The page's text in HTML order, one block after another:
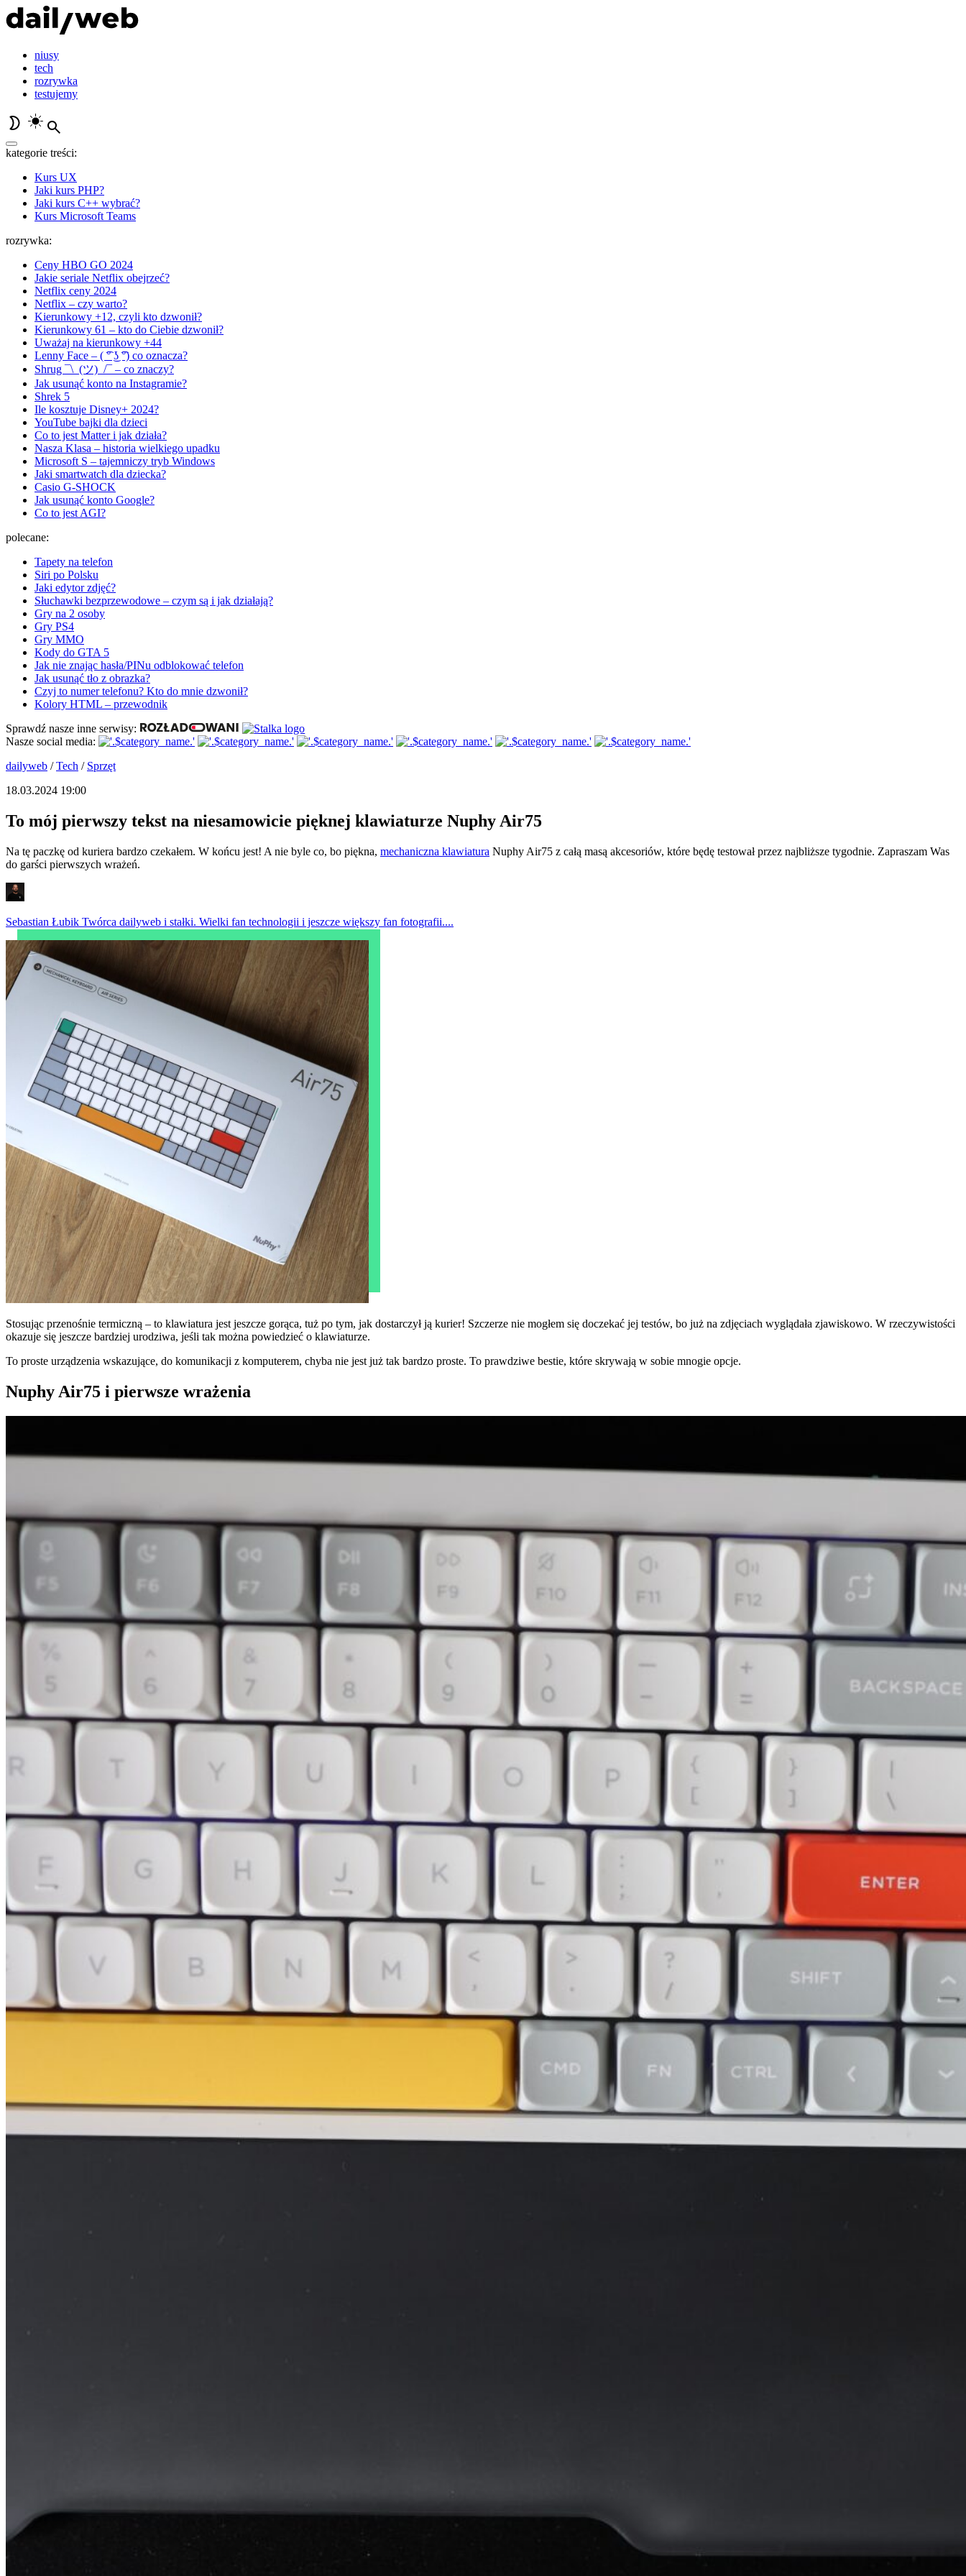
niusy
tech
rozrywka
testujemy
kategorie treści:
Kurs UX
Jaki kurs PHP?
Jaki kurs C++ wybrać?
Kurs Microsoft Teams
rozrywka:
Ceny HBO GO 2024
Jakie seriale Netflix obejrzeć?
Netflix ceny 2024
Netflix – czy warto?
Kierunkowy +12, czyli kto dzwonił?
Kierunkowy 61 – kto do Ciebie dzwonił?
Uważaj na kierunkowy +44
Lenny Face – ( ͡° ͜ʖ ͡°) co oznacza?
Shrug ¯\_(ツ)_/¯ – co znaczy?
Jak usunąć konto na Instagramie?
Shrek 5
Ile kosztuje Disney+ 2024?
YouTube bajki dla dzieci
Co to jest Matter i jak działa?
Nasza Klasa – historia wielkiego upadku
Microsoft S – tajemniczy tryb Windows
Jaki smartwatch dla dziecka?
Casio G-SHOCK
Jak usunąć konto Google?
Co to jest AGI?
polecane:
Tapety na telefon
Siri po Polsku
Jaki edytor zdjęć?
Słuchawki bezprzewodowe – czym są i jak działają?
Gry na 2 osoby
Gry PS4
Gry MMO
Kody do GTA 5
Jak nie znając hasła/PINu odblokować telefon
Jak usunąć tło z obrazka?
Czyj to numer telefonu? Kto do mnie dzwonił?
Kolory HTML – przewodnik
Sprawdź nasze inne serwisy:
Nasze social media:
dailyweb /Tech / Sprzęt
18.03.2024 19:00
To mój pierwszy tekst na niesamowicie pięknej klawiaturze Nuphy Air75
Na tę paczkę od kuriera bardzo czekałem. W końcu jest! A nie byle co, bo piękna, mechaniczna klawiatura Nuphy Air75 z całą masą akcesoriów, które będę testował przez najbliższe tygodnie. Zapraszam Was
do garści pierwszych wrażeń.
Sebastian Łubik Twórca dailyweb i stałki. Wielki fan technologii i jeszcze większy fan fotografii....
Stosując przenośnie termiczną – to klawiatura jest jeszcze gorąca, tuż po tym, jak dostarczył ją kurier! Szczerze nie mogłem się doczekać jej testów, bo już na zdjęciach wyglądała zjawiskowo. W rzeczywistości
okazuje się jeszcze bardziej urodziwa, jeśli tak można powiedzieć o klawiaturze.
To proste urządzenia wskazujące, do komunikacji z komputerem, chyba nie jest już tak bardzo proste. To prawdziwe bestie, które skrywają w sobie mnogie opcje.
Nuphy Air75 i pierwsze wrażenia